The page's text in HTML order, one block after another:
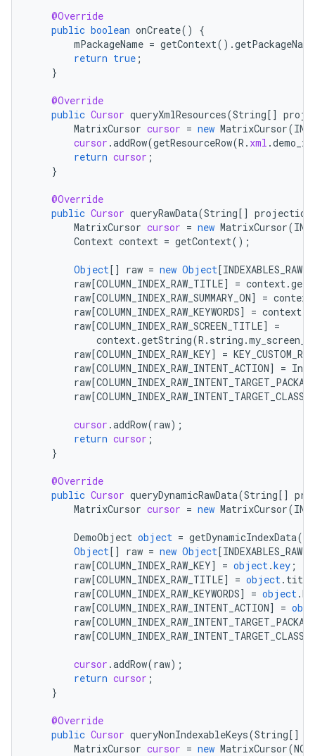
@Override
public boolean onCreate()
{
mPackageName = getContext().getPackageName
return true ;
}
@Override
public Cursor queryXmlResources(String[]
MatrixCursor cursor = new MatrixCursor(
cursor .addRow(getResourceRow(R . xml .
return cursor ;
}
@Override
public Cursor queryRawData(String[] projection
MatrixCursor cursor = new MatrixCursor(
Context context = getContext();
Object[] raw = new Object[
raw[COLUMN_INDEX_RAW_TITLE] = context.
raw[COLUMN_INDEX_RAW_SUMMARY_ON] = context
raw[COLUMN_INDEX_RAW_KEYWORDS] = context
raw[COLUMN_INDEX_RAW_SCREEN_TITLE]
=
context.getString(R . string .
raw[COLUMN_INDEX_RAW_KEY] =
raw[COLUMN_INDEX_RAW_INTENT_ACTION] =
raw[
raw[COLUMN_INDEX_RAW_INTENT_TARGET_CLASS
cursor .addRow(raw);
return cursor ;
}
@Override
public Cursor queryDynamicRawData(String[]
MatrixCursor cursor = new MatrixCursor(
DemoObject object = getDynamicIndexData();
Object[] raw = new Object[
raw[COLUMN_INDEX_RAW_KEY] = object.key ;
raw[COLUMN_INDEX_RAW_TITLE] = object. title
raw[COLUMN_INDEX_RAW_KEYWORDS] = object.
raw[COLUMN_INDEX_RAW_INTENT_ACTION] =
raw[
raw[COLUMN_INDEX_RAW_INTENT_TARGET_CLASS
cursor .addRow(raw);
return cursor ;
}
@Override
public Cursor queryNonIndexableKeys(String[]
MatrixCursor cursor = new MatrixCursor(